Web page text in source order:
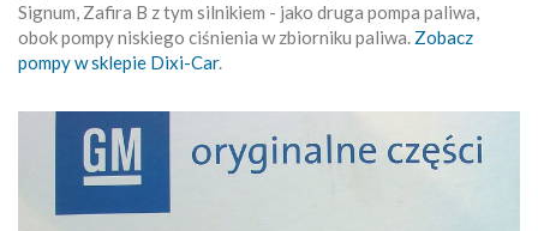
Signum, Zafira B z tym silnikiem - jako druga pompa paliwa,
obok pompy niskiego ciśnienia w zbiorniku paliwa. Zobacz
pompy w sklepie Dixi-Car.